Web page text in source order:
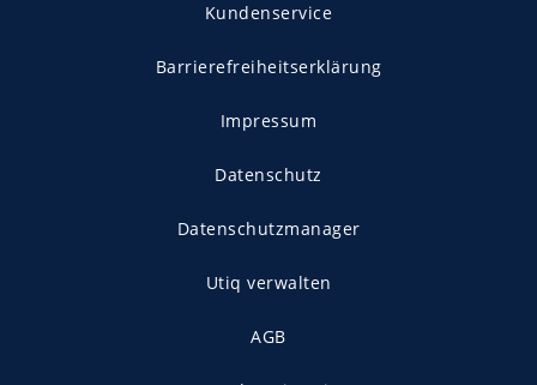
Kundenservice
Barrierefreiheitserklärung
Impressum
Datenschutz
Datenschutzmanager
Utiq verwalten
AGB